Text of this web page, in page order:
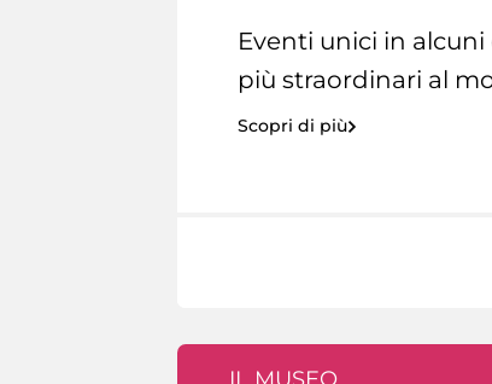
Eventi unici in
più straordinari al
Scopri di più
IL MUSEO